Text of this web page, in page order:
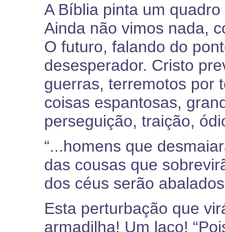
A Bíblia pinta um
Ainda não vimos nada,
O futuro, falando do
desesperador. Cristo
guerras, terremotos por
coisas espantosas,
perseguição, traição,
“...homens que
das cousas que
dos céus serão
Esta perturbação que
armadilha! Um laço!